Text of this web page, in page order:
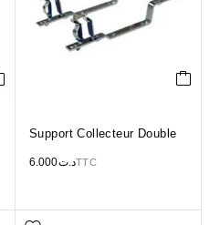
Support Collecteur Double
د.ت6.000 TTC